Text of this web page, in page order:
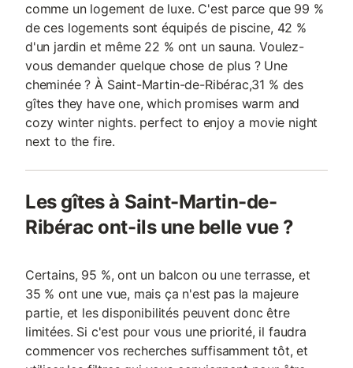
comme un logement de luxe. C'est parce que 99 %
de ces logements sont équipés de piscine, 42 %
d'un jardin et même 22 % ont un sauna. Voulez-
vous demander quelque chose de plus ? Une
cheminée ? À Saint-Martin-de-Ribérac,31 % des
gîtes they have one, which promises warm and
cozy winter nights. perfect to enjoy a movie night
next to the fire.
Les gîtes à Saint-Martin-de-
Ribérac ont-ils une belle vue ?
Certains, 95 %, ont un balcon ou une terrasse, et
35 % ont une vue, mais ça n'est pas la majeure
partie, et les disponibilités peuvent donc être
limitées. Si c'est pour vous une priorité, il faudra
commencer vos recherches suffisamment tôt, et